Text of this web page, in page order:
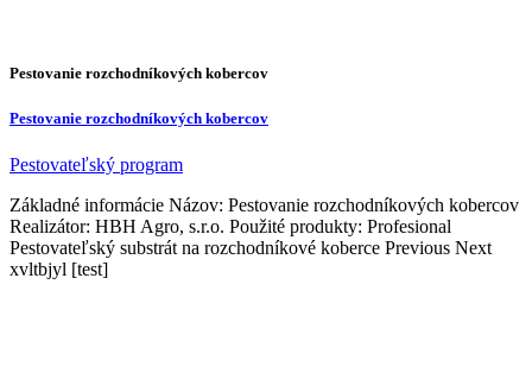
Pestovanie rozchodníkových kobercov
Pestovanie rozchodníkových kobercov
Pestovateľský program
Základné informácie Názov: Pestovanie rozchodníkových kobercov
Realizátor: HBH Agro, s.r.o. Použité produkty: Profesional
Pestovateľský substrát na rozchodníkové koberce Previous Next
xvltbjyl [test]